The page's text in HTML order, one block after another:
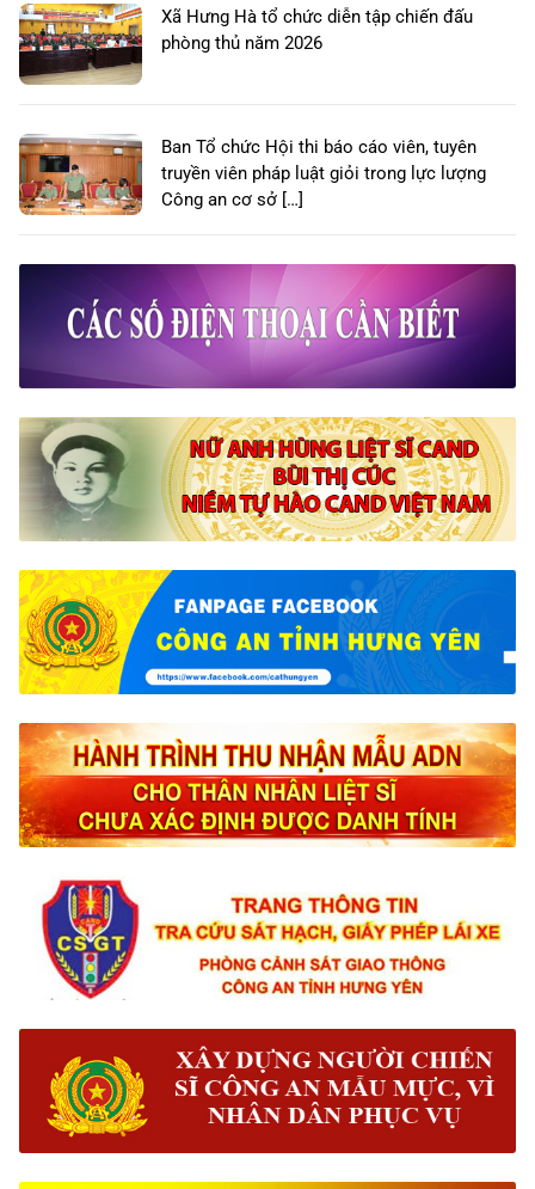
Xã Hưng Hà tổ chức diễn tập chiến đấu
phòng thủ năm 2026
Ban Tổ chức Hội thi báo cáo viên, tuyên
truyền viên pháp luật giỏi trong lực lượng
Công an cơ sở […]